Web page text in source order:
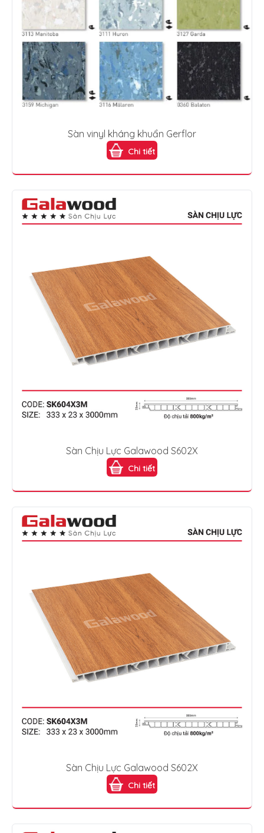
Sàn vinyl kháng khuẩn Gerflor
Chi tiết
Sàn Chịu Lực Galawood S602X
Chi tiết
Sàn Chịu Lực Galawood S602X
Chi tiết